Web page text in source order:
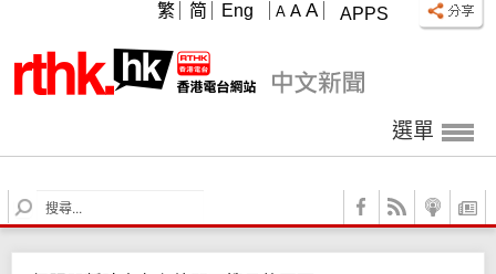
APPS
A A A
繁 简 Eng
選單
S
e